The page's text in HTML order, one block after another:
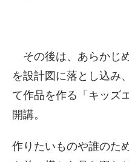
その後は、あらかじ
を設計図に落とし込み
て作品を作る「キッズ
開講。
作りたいものや誰のた